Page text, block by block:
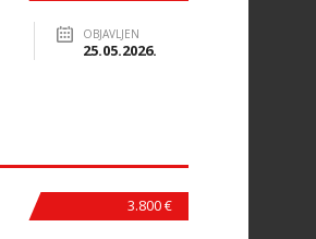
OBJAVLJEN
25.05.2026.
3.800 €